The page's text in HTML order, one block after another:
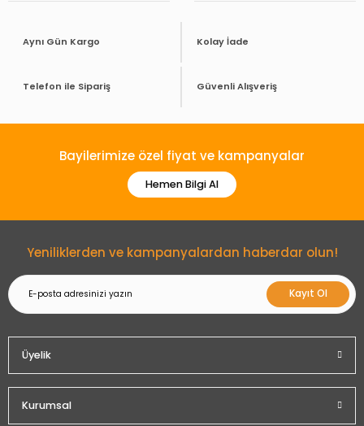
Aynı Gün Kargo Kolay İade
Telefon ile Sipariş Güvenli Alışveriş
Bayilerimize özel fiyat ve kampanyalar
Hemen Bilgi Al
Yeniliklerden ve kampanyalardan haberdar olun!
Kayıt Ol
Üyelik
Kurumsal